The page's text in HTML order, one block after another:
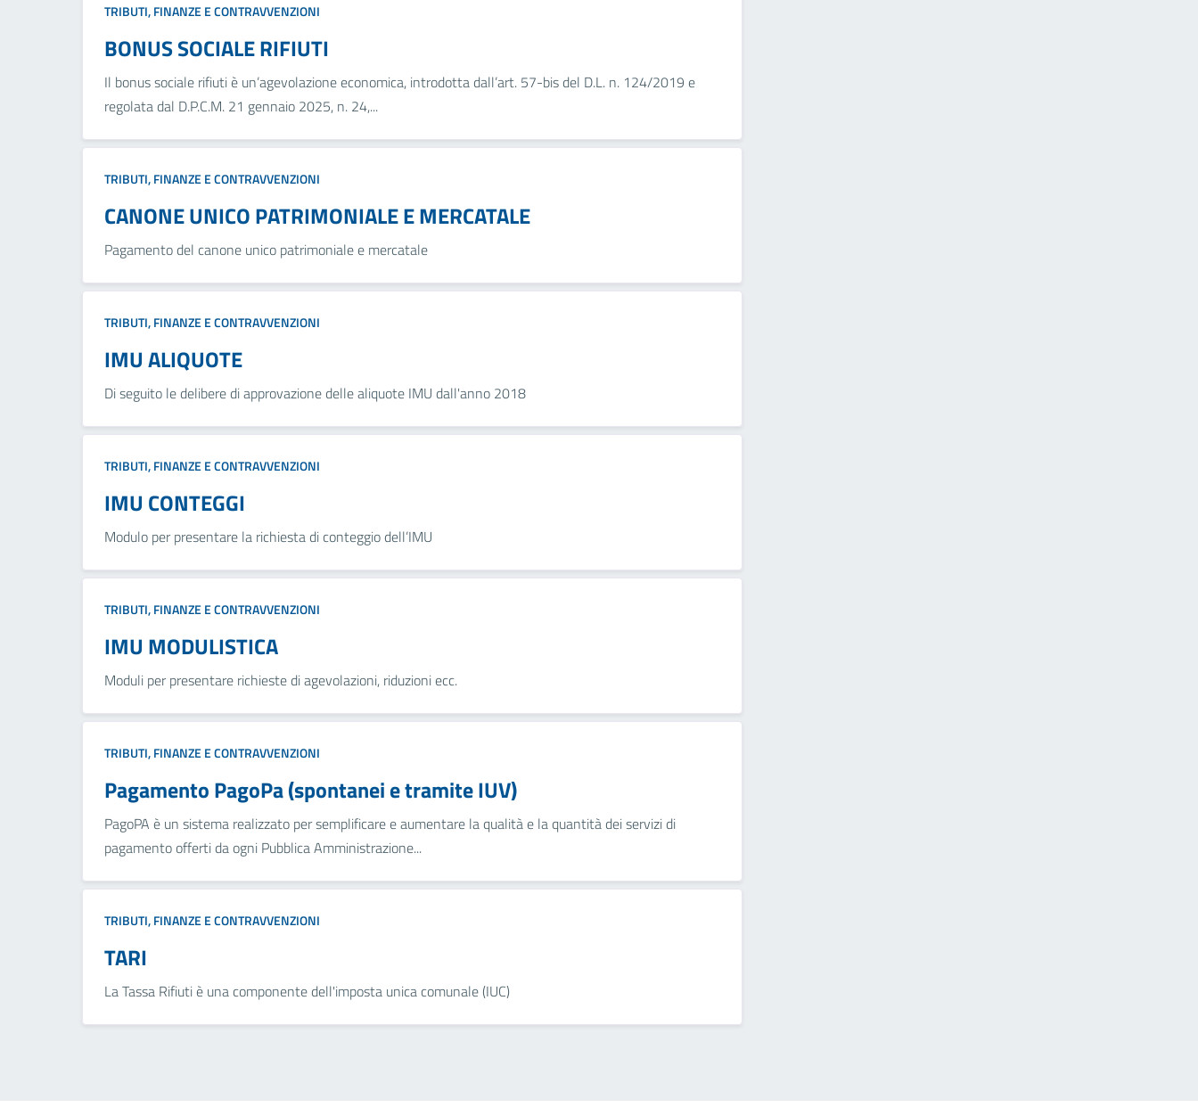
TRIBUTI, FINANZE E CONTRAVVENZIONI
BONUS SOCIALE RIFIUTI
Il bonus sociale rifiuti è un’agevolazione economica, introdotta dall’art. 57-bis del D.L. n. 124/2019 e
regolata dal D.P.C.M. 21 gennaio 2025, n. 24,...
TRIBUTI, FINANZE E CONTRAVVENZIONI
CANONE UNICO PATRIMONIALE E MERCATALE
Pagamento del canone unico patrimoniale e mercatale
TRIBUTI, FINANZE E CONTRAVVENZIONI
IMU ALIQUOTE
Di seguito le delibere di approvazione delle aliquote IMU dall'anno 2018
TRIBUTI, FINANZE E CONTRAVVENZIONI
IMU CONTEGGI
Modulo per presentare la richiesta di conteggio dell’IMU
TRIBUTI, FINANZE E CONTRAVVENZIONI
IMU MODULISTICA
Moduli per presentare richieste di agevolazioni, riduzioni ecc.
TRIBUTI, FINANZE E CONTRAVVENZIONI
Pagamento PagoPa (spontanei e tramite IUV)
PagoPA è un sistema realizzato per semplificare e aumentare la qualità e la quantità dei servizi di
pagamento offerti da ogni Pubblica Amministrazione...
TRIBUTI, FINANZE E CONTRAVVENZIONI
TARI
La Tassa Rifiuti è una componente dell'imposta unica comunale (IUC)